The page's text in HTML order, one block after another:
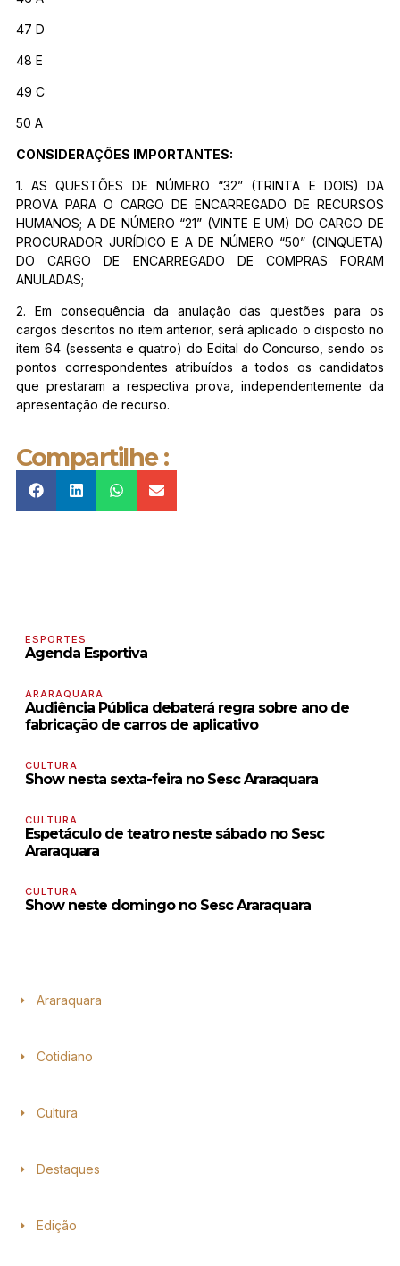
47 D
48 E
49 C
50 A
CONSIDERAÇÕES IMPORTANTES:
1. AS QUESTÕES DE NÚMERO “32” (TRINTA E DOIS) DA
PROVA PARA O CARGO DE ENCARREGADO DE RECURSOS
HUMANOS; A DE NÚMERO “21” (VINTE E UM) DO CARGO DE
PROCURADOR JURÍDICO E A DE NÚMERO “50” (CINQUETA)
DO CARGO DE ENCARREGADO DE COMPRAS FORAM
ANULADAS;
2. Em consequência da anulação das questões para os
cargos descritos no item anterior, será aplicado o disposto no
item 64 (sessenta e quatro) do Edital do Concurso, sendo os
pontos correspondentes atribuídos a todos os candidatos
que prestaram a respectiva prova, independentemente da
apresentação de recurso.
Compartilhe :
ESPORTES
Agenda Esportiva
ARARAQUARA
Audiência Pública debaterá regra sobre ano de
fabricação de carros de aplicativo
CULTURA
Show nesta sexta-feira no Sesc Araraquara
CULTURA
Espetáculo de teatro neste sábado no Sesc
Araraquara
CULTURA
Show neste domingo no Sesc Araraquara
Araraquara
Cotidiano
Cultura
Destaques
Edição